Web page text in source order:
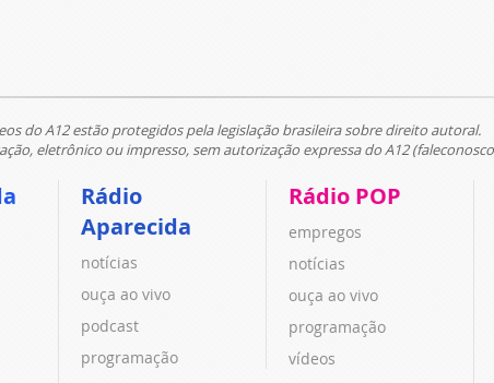
do A12 estão protegidos pela legislação brasileira sobre direito autoral.
eletrônico ou impresso, sem autorização expressa do A12
Rádio
Aparecida
notícias
ouça ao vivo
podcast
programação
Rádio POP
empregos
notícias
ouça ao vivo
programação
vídeos